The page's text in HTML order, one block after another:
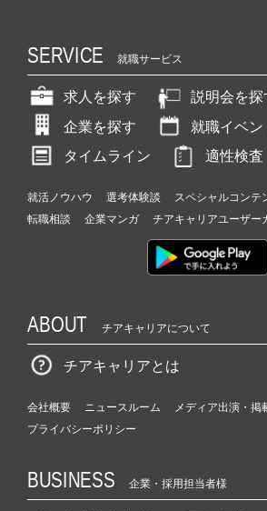
SERVICE 就職サービス
求人を探す
説明会を探
企業を探す
就職イベン
タイムライン
適性検査
就活ノウハウ 選考体験談 スペシャルコンテ
転職相談
企業マンガ チアキャリアユーザー
ABOUT チアキャリアについて
チアキャリアとは
会社概要 ニュースルーム
メディア出演・掲
プライバシーポリシー
BUSINESS 企業・採用担当者様